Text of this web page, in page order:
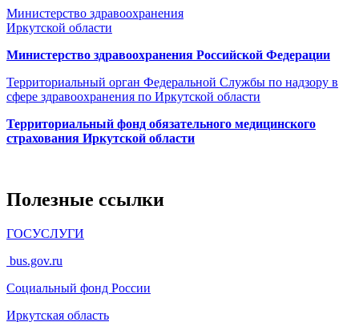
Министерство здравоохранения
Иркутской области
Министерство здравоохранения Росcийской Федерации
Территориальный орган Федеральной Службы по надзору в
сфере здравоохранения по Иркутской области
Территориальный фонд обязательного медицинского
страхования Иркутской области
Полезные ссылки
ГОСУСЛУГИ
bus.gov.ru
Социальный фонд России
Иркутская область